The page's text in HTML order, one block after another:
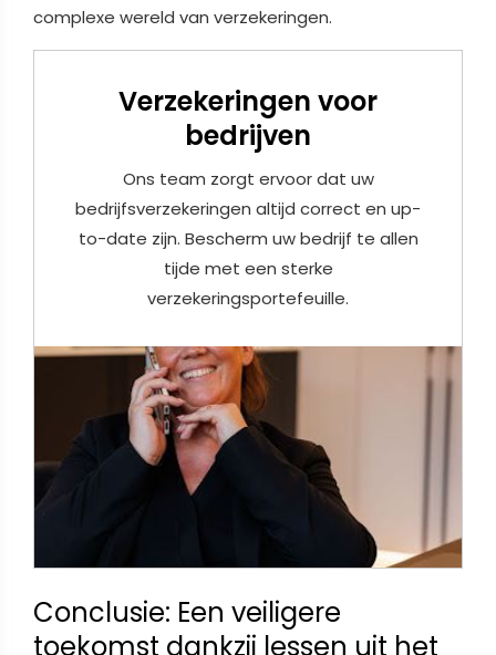
complexe wereld van verzekeringen.
Verzekeringen voor
bedrijven
Ons team zorgt ervoor dat uw
bedrijfsverzekeringen altijd correct en up-
to-date zijn. Bescherm uw bedrijf te allen
tijde met een sterke
verzekeringsportefeuille.
Conclusie: Een veiligere
toekomst dankzij lessen uit het